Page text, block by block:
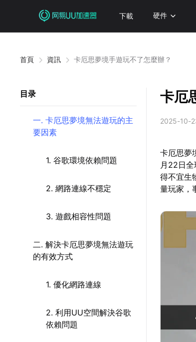
下載 硬件
首頁 資訊 卡厄思夢境手遊玩不了怎麼辦？
目录
一. 卡厄思夢境無法遊玩的主
要因素
1. 谷歌環境依賴問題
2. 網路連線不穩定
3. 遊戲相容性問題
二. 解決卡厄思夢境無法遊玩
的有效方式
1. 優化網路連線
2. 利用UU空間解決谷歌
依賴問題
卡厄
2025-10-
卡厄思夢
月22日
得不宜生
量玩家，